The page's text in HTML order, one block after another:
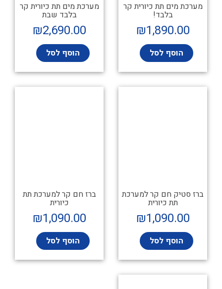
מערכת מים תת כיורית קר
בלבד!
₪1,890.00
הוסף לסל
מערכת מים תת כיורית קר
בלבד שבת
₪2,690.00
הוסף לסל
ברז סטיק חם קר למערכת
תת כיורית
₪1,090.00
הוסף לסל
ברז חם קר למערכת תת
כיורית
₪1,090.00
הוסף לסל